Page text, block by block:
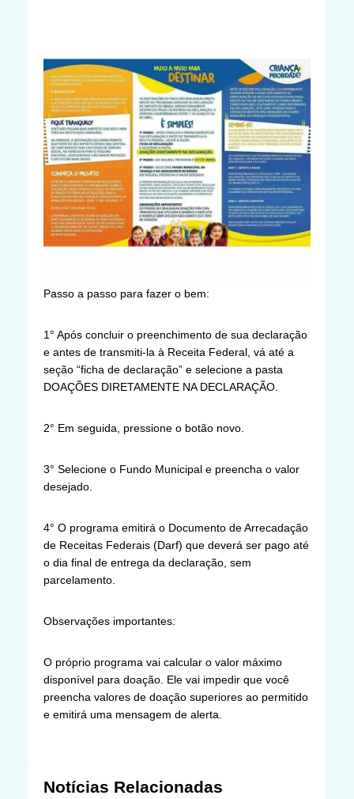
Passo a passo para fazer o bem:
1° Após concluir o preenchimento de sua declaração
e antes de transmiti-la à Receita Federal, vá até a
seção “ficha de declaração” e selecione a pasta
DOAÇÕES DIRETAMENTE NA DECLARAÇÃO.
2° Em seguida, pressione o botão novo.
3° Selecione o Fundo Municipal e preencha o valor
desejado.
4° O programa emitirá o Documento de Arrecadação
de Receitas Federais (Darf) que deverá ser pago até
o dia final de entrega da declaração, sem
parcelamento.
Observações importantes:
O próprio programa vai calcular o valor máximo
disponível para doação. Ele vai impedir que você
preencha valores de doação superiores ao permitido
e emitirá uma mensagem de alerta.
Notícias Relacionadas